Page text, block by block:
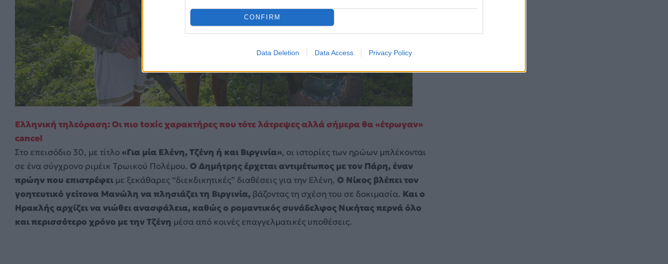
CONFIRM
Data Deletion Data Access Privacy Policy
Ελληνική τηλεόραση: Οι πιο toxic χαρακτήρες που τότε λάτρεψες αλλά σήμερα θα «έτρωγαν»
cancel
Στο επεισόδιο 30, με τίτλο«Για μία Ελένη, Τζένη ή και Βιργινία», οι ιστορίες των ηρώων μπλέκονται
σε ένα σύγχρονο ριμέικ Τρωικού Πολέμου. Ο Δημήτρης έρχεται αντιμέτωπος με τον Πάρη, έναν
πρώην που επιστρέφει με ξεκάθαρες “διεκδικητικές” διαθέσεις για την Ελένη. Ο Νίκος βλέπει τον
γοητευτικό γείτονα Μανώλη να πλησιάζει τη Βιργινία, βάζοντας τη σχέση του σε δοκιμασία. Και ο
Ηρακλής αρχίζει να νιώθει ανασφάλεια, καθώς ο ρομαντικός συνάδελφος Νικήτας περνά όλο
και περισσότερο χρόνο με την Τζένη μέσα από κοινές επαγγελματικές υποθέσεις.